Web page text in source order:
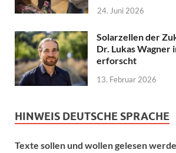
24. Juni 2026
Solarzellen der
Dr. Lukas Wagner
erforscht
13. Februar 2026
HINWEIS DEUTSCHE SPRACHE
Texte sollen und wollen gelesen